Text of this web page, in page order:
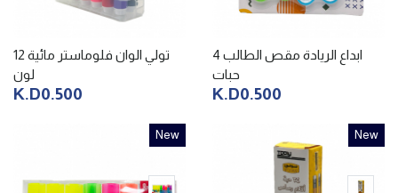
تولي الوان فلوماستر مائية 12
لون
K.D0.500
ابداع الريادة مقص الطالب 4
حبات
K.D0.500
New New